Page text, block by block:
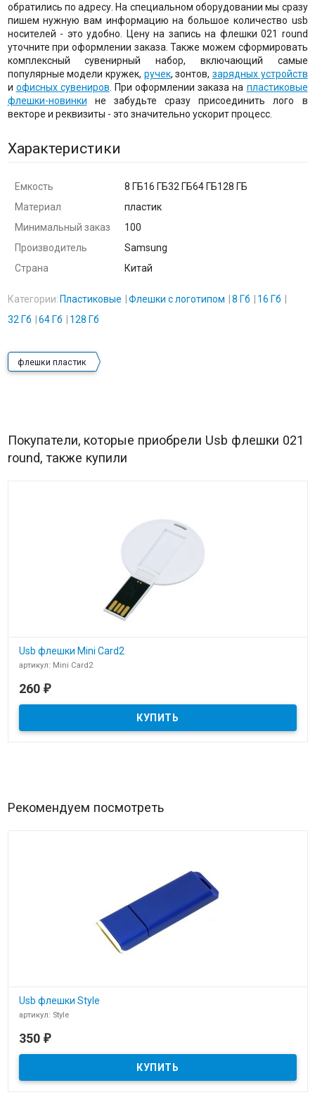
обратились по адресу. На специальном оборудовании мы сразу
пишем нужную вам информацию на большое количество usb
носителей - это удобно. Цену на запись на флешки 021 round
уточните при оформлении заказа. Также можем сформировать
комплексный сувенирный набор, включающий самые
популярные модели кружек, ручек, зонтов, зарядных устройств
и офисных сувениров . При оформлении заказа на пластиковые
флешки-новинки не забудьте сразу присоединить лого в
векторе и реквизиты - это значительно ускорит процесс.
Характеристики
Емкость
8 ГБ16 ГБ32 ГБ64 ГБ128 ГБ
Материал
пластик
Минимальный заказ
100
Производитель
Samsung
Страна
Китай
Категории: Пластиковые Флешки с логотипом 8 Гб
16 Гб
32 Гб
64 Гб 128 Гб
флешки пластик
Покупатели, которые приобрели Usb флешки 021
round, также купили
Usb флешки Mini Card2
артикул: Mini Card2
компании заказчика.
260 ₽
Рекомендуем посмотреть
Usb флешки Style
артикул: Style
350 ₽